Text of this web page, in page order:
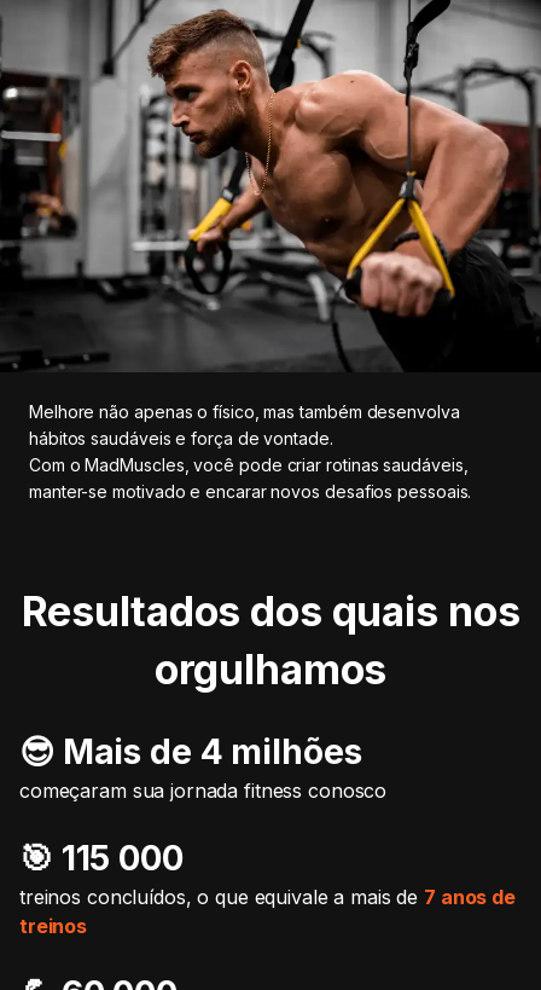
Melhore não apenas o físico, mas também desenvolva
hábitos saudáveis e força de vontade.
Com o MadMuscles, você pode criar rotinas saudáveis,
manter-se motivado e encarar novos desafios pessoais.
Resultados dos quais nos
orgulhamos
😎 Mais de 4 milhões
começaram sua jornada fitness conosco
🎯️ 115 000
treinos concluídos, o que equivale a mais de 7 anos de
treinos